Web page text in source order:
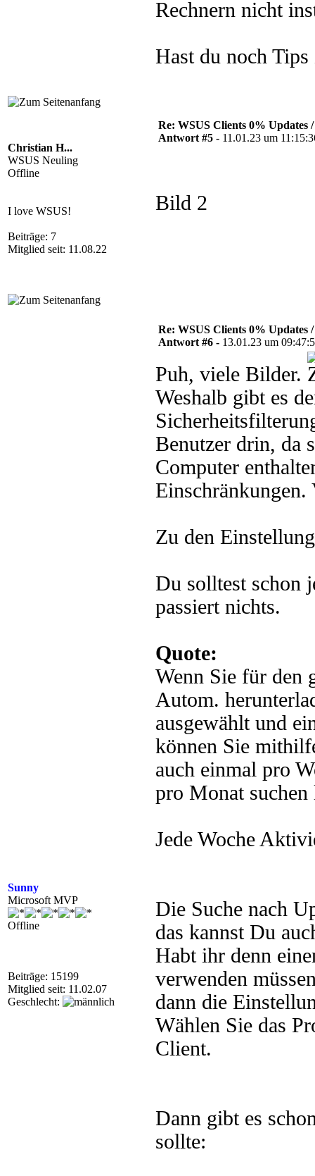
Rechnern nicht
Hast du noch
Christian H...
WSUS Neuling
Offline
I love WSUS!
Beiträge: 7
Mitglied seit: 11.08.22
Re: WSUS Clients 0% Updates
Antwort #5 - 11.01.23 um
Bild 2
Sunny
Microsoft MVP
Offline
Beiträge: 15199
Mitglied seit: 11.02.07
Geschlecht:
Re: WSUS Clients 0% Updates
Antwort #6 - 13.01.23 um
Puh, viele Bilder.
Weshalb gibt es
Benutzer drin, da
Computer
Zu den
Du solltest schon
passiert nichts.
Quote:
Wenn Sie für den
Autom.
ausgewählt und
können Sie
auch einmal pro
pro Monat suchen
Jede Woche
Die Suche nach
das kannst Du
Habt ihr denn
verwenden
dann die
Wählen Sie das
Client.
Dann gibt es
sollte: